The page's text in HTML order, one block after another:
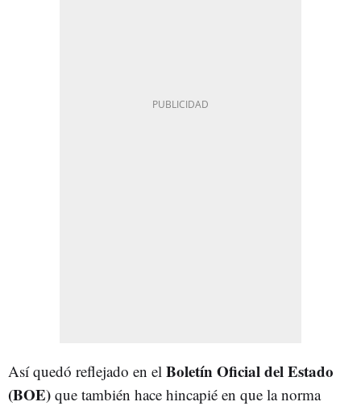
Así quedó reflejado en el Boletín Oficial del Estado
(BOE) que también hace hincapié en que la norma